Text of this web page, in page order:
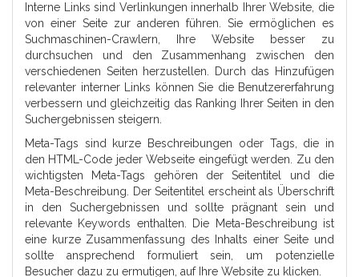
Interne Links sind Verlinkungen innerhalb Ihrer Website, die
von einer Seite zur anderen führen. Sie ermöglichen es
Suchmaschinen-Crawlern, Ihre Website besser zu
durchsuchen und den Zusammenhang zwischen den
verschiedenen Seiten herzustellen. Durch das Hinzufügen
relevanter interner Links können Sie die Benutzererfahrung
verbessern und gleichzeitig das Ranking Ihrer Seiten in den
Suchergebnissen steigern.
Meta-Tags sind kurze Beschreibungen oder Tags, die in
den HTML-Code jeder Webseite eingefügt werden. Zu den
wichtigsten Meta-Tags gehören der Seitentitel und die
Meta-Beschreibung. Der Seitentitel erscheint als Überschrift
in den Suchergebnissen und sollte prägnant sein und
relevante Keywords enthalten. Die Meta-Beschreibung ist
eine kurze Zusammenfassung des Inhalts einer Seite und
sollte ansprechend formuliert sein, um potenzielle
Besucher dazu zu ermutigen, auf Ihre Website zu klicken.